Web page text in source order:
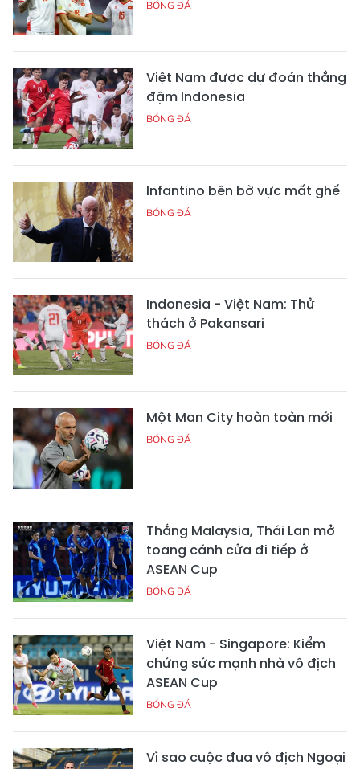
BÓNG ĐÁ
Việt Nam được dự đoán thắng
đậm Indonesia
BÓNG ĐÁ
Infantino bên bờ vực mất ghế
BÓNG ĐÁ
Indonesia - Việt Nam: Thử
thách ở Pakansari
BÓNG ĐÁ
Một Man City hoàn toàn mới
BÓNG ĐÁ
Thắng Malaysia, Thái Lan mở
toang cánh cửa đi tiếp ở
ASEAN Cup
BÓNG ĐÁ
Việt Nam - Singapore: Kiểm
chứng sức mạnh nhà vô địch
ASEAN Cup
BÓNG ĐÁ
Vì sao cuộc đua vô địch Ngoại